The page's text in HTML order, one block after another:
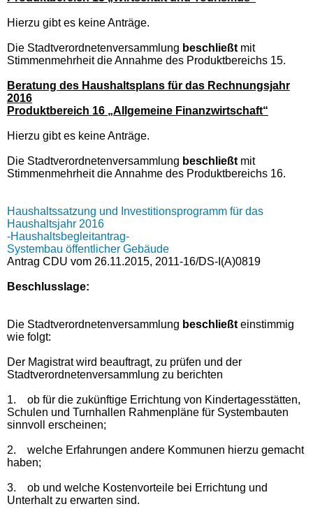
Hierzu gibt es keine Anträge.
Die Stadtverordnetenversammlung beschließt mit
Stimmenmehrheit die Annahme des Produktbereichs 15.
Beratung des Haushaltsplans für das Rechnungsjahr
2016
Produktbereich 16 „Allgemeine Finanzwirtschaft“
Hierzu gibt es keine Anträge.
Die Stadtverordnetenversammlung beschließt mit
Stimmenmehrheit die Annahme des Produktbereichs 16.
Haushaltssatzung und Investitionsprogramm für das
Haushaltsjahr 2016
-Haushaltsbegleitantrag-
Systembau öffentlicher Gebäude
Antrag CDU vom 26.11.2015, 2011-16/DS-I(A)0819
Beschlusslage:
Die Stadtverordnetenversammlung beschließt einstimmig
wie folgt:
Der Magistrat wird beauftragt, zu prüfen und der
Stadtverordnetenversammlung zu berichten
1.
ob für die zukünftige Errichtung von Kindertagesstätten,
Schulen und Turnhallen Rahmenpläne für Systembauten
sinnvoll erscheinen;
2.
welche Erfahrungen andere Kommunen hierzu gemacht
haben;
3.
ob und welche Kostenvorteile bei Errichtung und
Unterhalt zu erwarten sind.